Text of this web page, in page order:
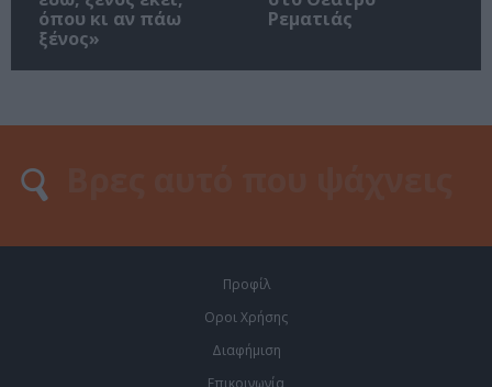
όπου κι αν πάω
ξένος»
Ρεματιάς
Προφίλ
Οροι Χρήσης
Διαφήμιση
Επικοινωνία